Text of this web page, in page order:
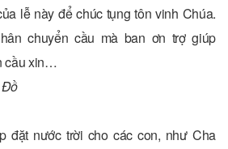
lễ này để chúc tụng tôn vinh Chúa.
chuyển cầu mà ban ơn trợ giúp
cầu xin…
Ðồ
đặt nước trời cho các con, như Cha